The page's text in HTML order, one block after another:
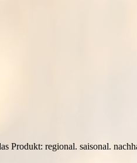
Produkt: regional. saisonal.